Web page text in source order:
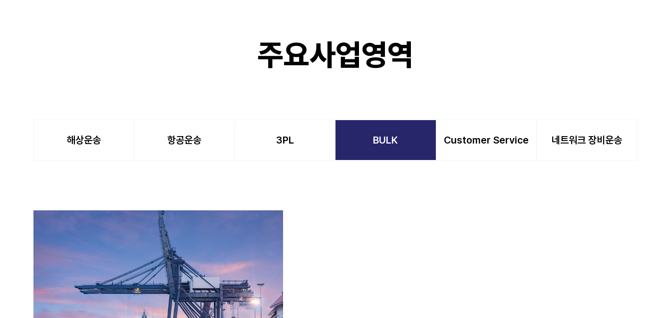
주요사업영역
해상운송 항공운송 3PL BULK Customer Service 네트워크 장비운송